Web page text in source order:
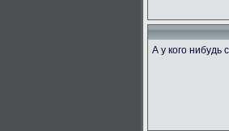
А у кого нибудь